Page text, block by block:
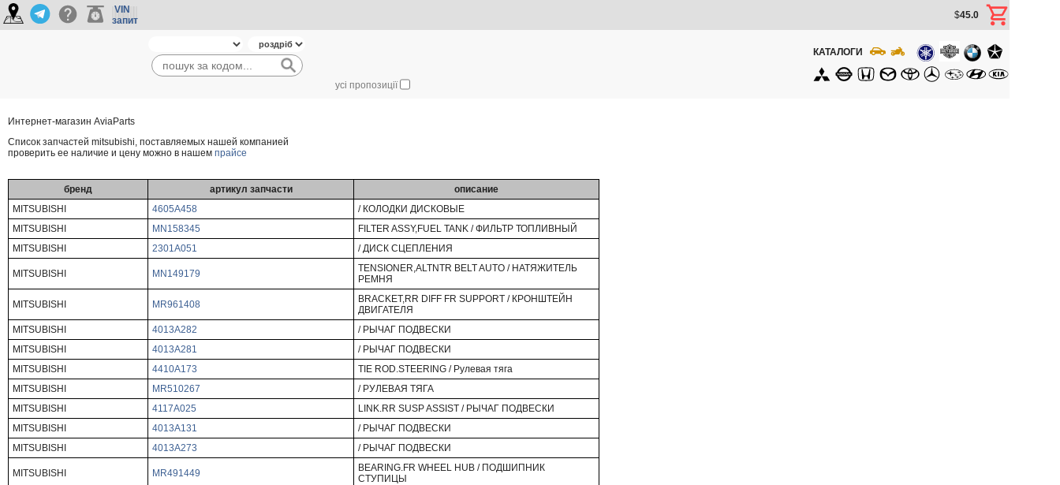
VIN
запит
$45.0
усі пропозиції
КАТАЛОГИ
Интернет-магазин AviaParts
Cписок запчастей mitsubishi, поставляемых нашей компанией
проверить ее наличие и цену можно в нашем прайсе
бренд артикул запчасти
описание
MITSUBISHI
4605A458
/ КОЛОДКИ ДИСКОВЫЕ
MITSUBISHI
MN158345
FILTER ASSY,FUEL TANK / ФИЛЬТР ТОПЛИВНЫЙ
MITSUBISHI
2301A051 / ДИСК СЦЕПЛЕНИЯ
MITSUBISHI MN149179
TENSIONER,ALTNTR BELT AUTO / НАТЯЖИТЕЛЬ
РЕМНЯ
MITSUBISHI MR961408
BRACKET,RR DIFF FR SUPPORT / КРОНШТЕЙН
ДВИГАТЕЛЯ
MITSUBISHI
4013A282
/ РЫЧАГ ПОДВЕСКИ
MITSUBISHI
4013A281
/ РЫЧАГ ПОДВЕСКИ
MITSUBISHI
4410A173
TIE ROD.STEERING / Рулевая тяга
MITSUBISHI
MR510267
/ РУЛЕВАЯ ТЯГА
MITSUBISHI
4117A025
LINK.RR SUSP ASSIST / РЫЧАГ ПОДВЕСКИ
MITSUBISHI
4013A131
/ РЫЧАГ ПОДВЕСКИ
MITSUBISHI
4013A273 / РЫЧАГ ПОДВЕСКИ
MITSUBISHI MR491449
BEARING.FR WHEEL HUB / ПОДШИПНИК
СТУПИЦЫ